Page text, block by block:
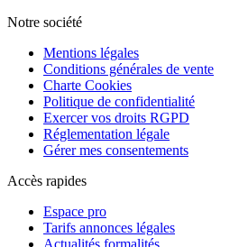
Notre société
Mentions légales
Conditions générales de vente
Charte Cookies
Politique de confidentialité
Exercer vos droits RGPD
Réglementation légale
Gérer mes consentements
Accès rapides
Espace pro
Tarifs annonces légales
Actualités formalités